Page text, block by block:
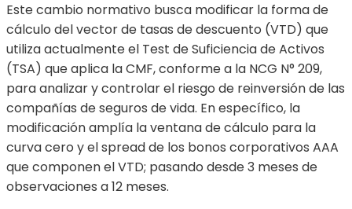
Este cambio normativo busca modificar la forma de
cálculo del vector de tasas de descuento (VTD) que
utiliza actualmente el Test de Suficiencia de Activos
(TSA) que aplica la CMF, conforme a la NCG N° 209,
para analizar y controlar el riesgo de reinversión de las
compañías de seguros de vida. En específico, la
modificación amplía la ventana de cálculo para la
curva cero y el spread de los bonos corporativos AAA
que componen el VTD; pasando desde 3 meses de
observaciones a 12 meses.